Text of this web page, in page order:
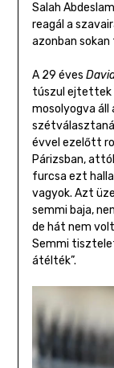
Salah
reagál a
azonban
A 29 éves
túszul ejtettek
mosolyogva áll
évvel ezelőtt
Párizsban,
furcsa ezt
vagyok. Azt
semmi baja,
de hát nem
Semmi
átélték”.